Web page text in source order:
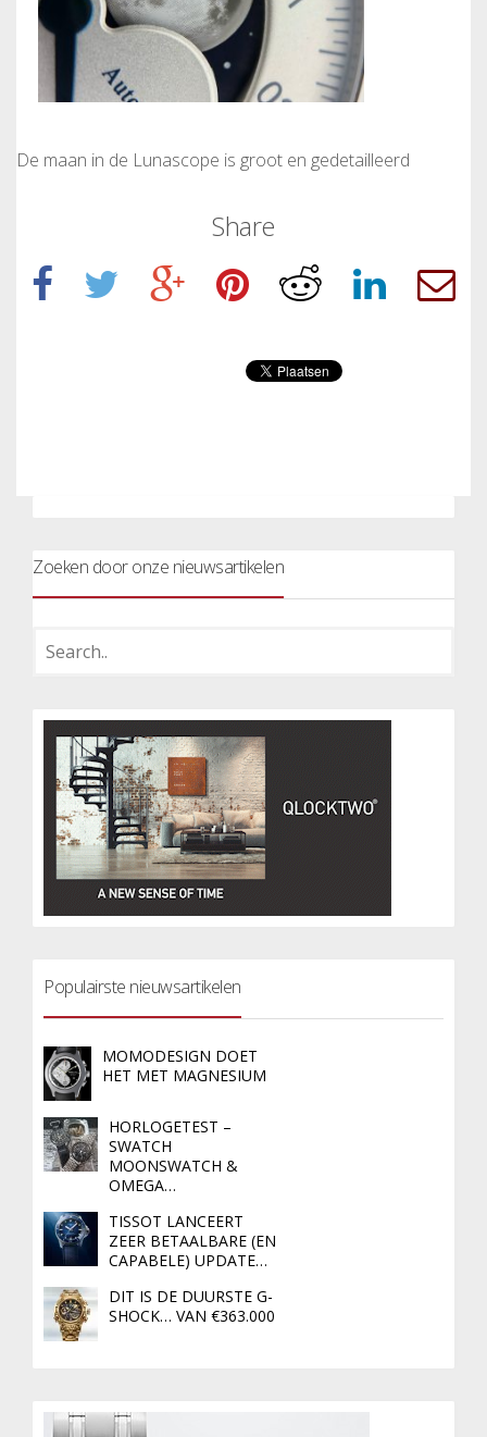
De maan in de Lunascope is groot en gedetailleerd
Share
Zoeken door onze nieuwsartikelen
Populairste nieuwsartikelen
MOMODESIGN DOET
HET MET MAGNESIUM
HORLOGETEST –
SWATCH
MOONSWATCH &
OMEGA…
TISSOT LANCEERT
ZEER BETAALBARE (EN
CAPABELE) UPDATE…
DIT IS DE DUURSTE G-
SHOCK… VAN €363.000